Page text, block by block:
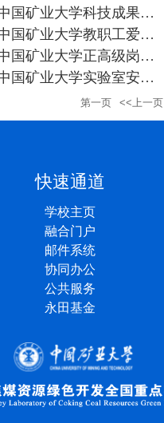
位的规定...
国矿业大学科技成果转
年修订）...
国矿业大学教职工爱心
修订）》
国矿业大学正高级岗位
办法》
国矿业大学实验室安全
第一页 <<上一页
快速通道
学校主页
融合门户
邮件系统
协同办公
公共服务
永田基金